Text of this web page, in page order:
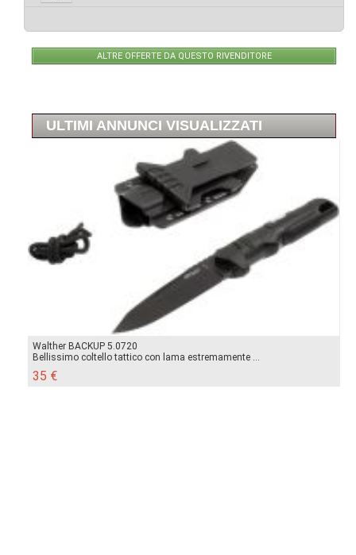
ALTRE OFFERTE DA QUESTO RIVENDITORE
ULTIMI ANNUNCI VISUALIZZATI
Walther BACKUP 5.0720
Bellissimo coltello tattico con lama estremamente ...
35 €